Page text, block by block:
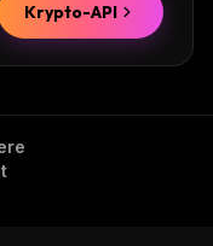
Krypto-API